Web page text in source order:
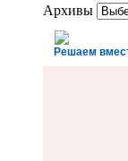
Архивы
Решаем